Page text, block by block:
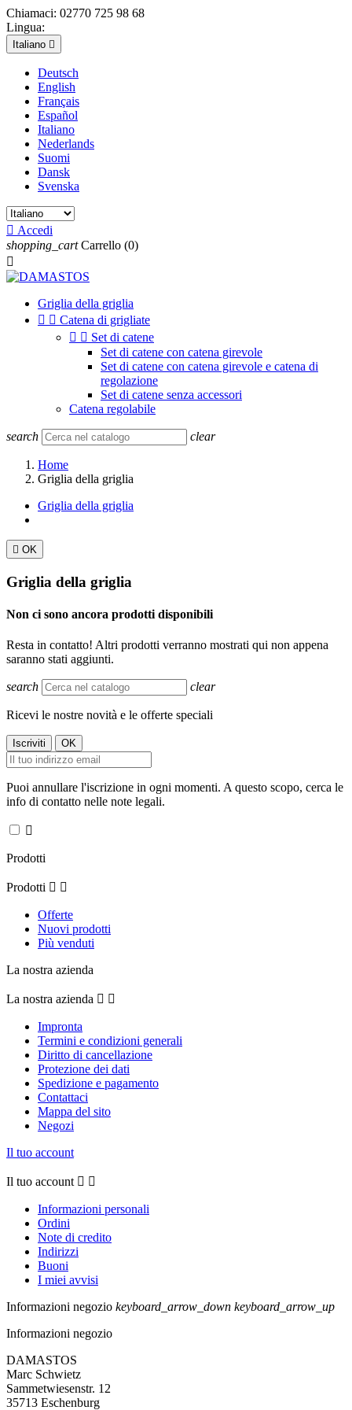
Chiamaci: 02770 725 98 68
Lingua:
Italiano 
Deutsch
English
Français
Español
Italiano
Nederlands
Suomi
Dansk
Svenska
 Accedi
shopping_cart Carrello (0)

Griglia della griglia
  Catena di grigliate
  Set di catene
Set di catene con catena girevole
Set di catene con catena girevole e catena di
regolazione
Set di catene senza accessori
Catena regolabile
search clear
Home
Griglia della griglia
Griglia della griglia
 OK
Griglia della griglia
Non ci sono ancora prodotti disponibili
Resta in contatto! Altri prodotti verranno mostrati qui non appena
saranno stati aggiunti.
search clear
Ricevi le nostre novità e le offerte speciali
Puoi annullare l'iscrizione in ogni momenti. A questo scopo, cerca le
info di contatto nelle note legali.

Prodotti
Prodotti  
Offerte
Nuovi prodotti
Più venduti
La nostra azienda
La nostra azienda  
Impronta
Termini e condizioni generali
Diritto di cancellazione
Protezione dei dati
Spedizione e pagamento
Contattaci
Mappa del sito
Negozi
Il tuo account
Il tuo account  
Informazioni personali
Ordini
Note di credito
Indirizzi
Buoni
I miei avvisi
Informazioni negozio keyboard_arrow_down keyboard_arrow_up
Informazioni negozio
DAMASTOS
Marc Schwietz
Sammetwiesenstr. 12
35713 Eschenburg